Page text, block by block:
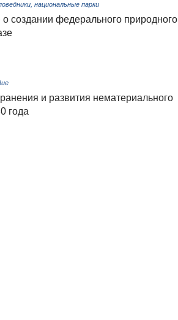
национальные парки
создании федерального природного
и развития нематериального
года